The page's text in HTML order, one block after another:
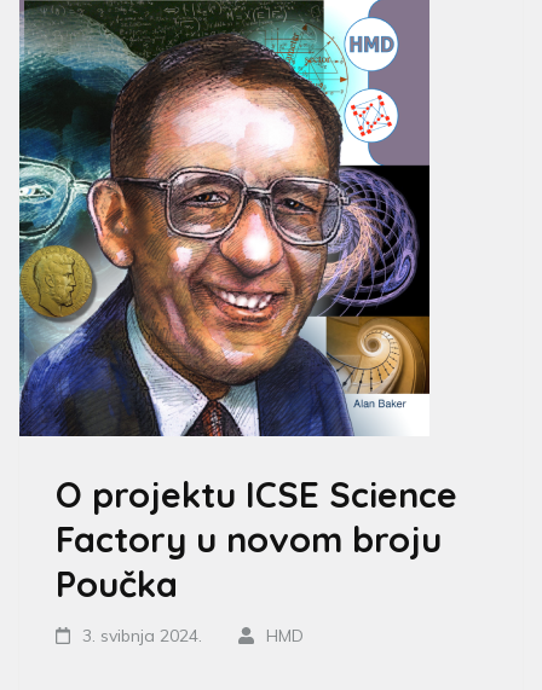
O projektu ICSE Science
Factory u novom broju
Poučka
3. svibnja 2024. HMD